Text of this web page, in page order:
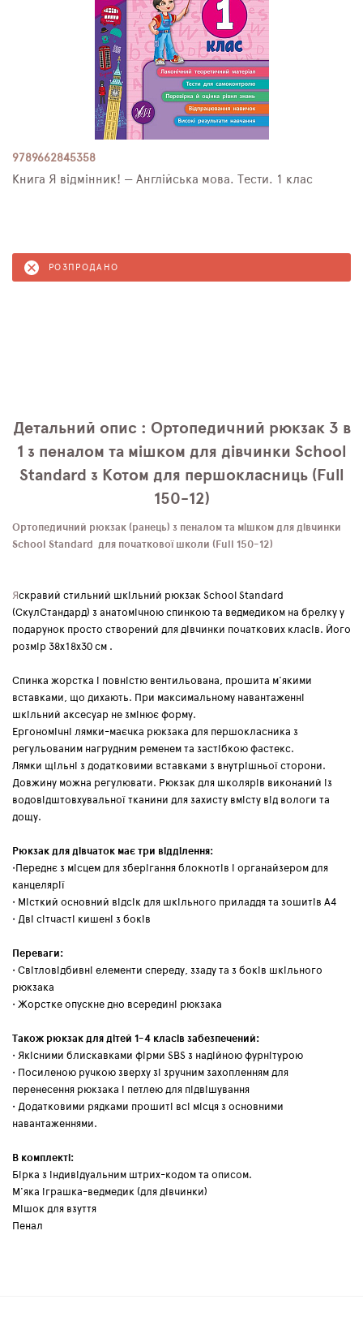
9789662845358
Книга Я відмінник! — Англійська мова. Тести. 1 клас
РОЗПРОДАНО
Детальний опис : Ортопедичний рюкзак 3 в
1 з пеналом та мішком для дівчинки School
Standard з Котом для першокласниць (Full
150-12)
Ортопедичний рюкзак (ранець) з пеналом та мішком для дівчинки
School Standard для початкової школи (Full 150-12)
Яскравий стильний шкільний рюкзак School Standard
(СкулСтандард) з анатомічною спинкою та ведмедиком на брелку у
подарунок просто створений для дівчинки початкових класів. Його
розмір 38х18х30 см .
Спинка жорстка і повністю вентильована, прошита м'якими
вставками, що дихають. При максимальному навантаженні
шкільний аксесуар не змінює форму.
Ергономічні лямки-маєчка рюкзака для першокласника з
регульованим нагрудним ременем та застібкою фастекс.
Лямки щільні з додатковими вставками з внутрішньої сторони.
Довжину можна регулювати. Рюкзак для школярів виконаний із
водовідштовхувальної тканини для захисту вмісту від вологи та
дощу.
Рюкзак для дівчаток має три відділення:
•Переднє з місцем для зберігання блокнотів і органайзером для
канцелярії
• Місткий основний відсік для шкільного приладдя та зошитів А4
• Дві сітчасті кишені з боків
Переваги:
• Світловідбивні елементи спереду, ззаду та з боків шкільного
рюкзака
• Жорстке опускне дно всередині рюкзака
Також рюкзак для дітей 1-4 класів забезпечений:
• Якісними блискавками фірми SBS з надійною фурнітурою
• Посиленою ручкою зверху зі зручним захопленням для
перенесення рюкзака і петлею для підвішування
• Додатковими рядками прошиті всі місця з основними
навантаженнями.
В комплекті:
Бірка з індивідуальним штрих-кодом та описом.
М'яка іграшка-ведмедик (для дівчинки)
Мішок для взуття
Пенал